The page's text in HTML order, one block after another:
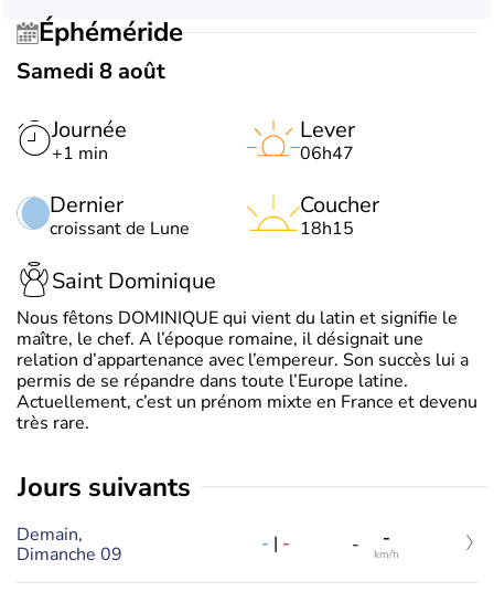
Éphéméride
Samedi 8 août
Journée
+1 min
Dernier
croissant de Lune
Lever
06h47
Coucher
18h15
Saint Dominique
Nous fêtons DOMINIQUE qui vient du latin et signifie le
maître, le chef. A l’époque romaine, il désignait une
relation d’appartenance avec l’empereur. Son succès lui a
permis de se répandre dans toute l’Europe latine.
Actuellement, c’est un prénom mixte en France et devenu
très rare.
jours suivants
Demain,
Dimanche 09
- | - - -
km/h